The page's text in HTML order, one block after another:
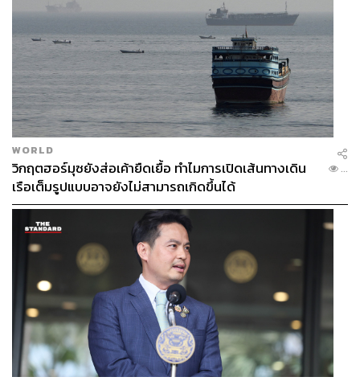
แต่ห้องพักที่เราได้มาลองนอนคือ
ขนาด
366 ตารางเมตร เหมาะมากสำหรับวันหยุดที่ต้องแอบหอบ
งานมาทำบ้าง หรือจะมาแบบคู่เดตก็เหมาะเช่นกัน ภายใน
แบ่งออกเป็น 2 ชั้น ชั้นล่างเป็นห้องพัก มีห้องรับแขก ห้องนอน
ห้องน้ำ อ่างอาบน้ำ ส่วนชั้นบนเป็นระเบียงขนาดใหญ่ มีสระ
ว่ายน้ำ มองเห็นวิวทะเลได้แบบเต็มๆ ตา
WORLD
วิกฤตฮอร์มุซยังส่อเค้ายืดเยื้อ ทำไมการเปิดเส้นทางเดิน
เรือเต็มรูปแบบอาจยังไม่สามารถเกิดขึ้นได้
...